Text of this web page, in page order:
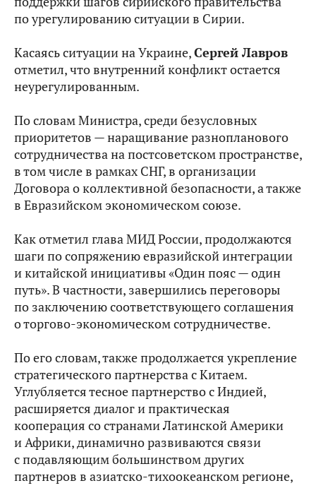
по урегулированию ситуации в Сирии.
Касаясь ситуации на Украине,Сергей Лавров
отметил, что внутренний конфликт остается
неурегулированным.
По словам Министра, среди безусловных
приоритетов — наращивание разнопланового
сотрудничества на постсоветском пространстве,
в том числе в рамках СНГ, в организации
Договора о коллективной безопасности, а также
в Евразийском экономическом союзе.
Как отметил глава МИД России, продолжаются
шаги по сопряжению евразийской интеграции
и китайской инициативы «Один пояс — один
путь». В частности, завершились переговоры
по заключению соответствующего соглашения
о торгово-экономическом сотрудничестве.
По его словам, также продолжается укрепление
стратегического партнерства с Китаем.
Углубляется тесное партнерство с Индией,
расширяется диалог и практическая
кооперация со странами Латинской Америки
и Африки, динамично развиваются связи
с подавляющим большинством других
партнеров в азиатско-тихоокеанском регионе,